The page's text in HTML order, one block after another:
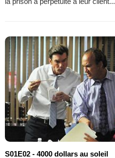
S01E02 - 4000 dollars au soleil